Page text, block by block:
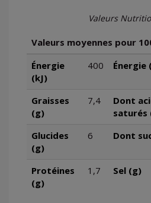
Valeurs
Valeurs moyennes pour
Énergie
(kJ)
400 Énergie
Graisses
(g)
7,4
Dont
saturés
Glucides
(g)
6 Dont
Protéines
(g)
1,7 Sel (g)